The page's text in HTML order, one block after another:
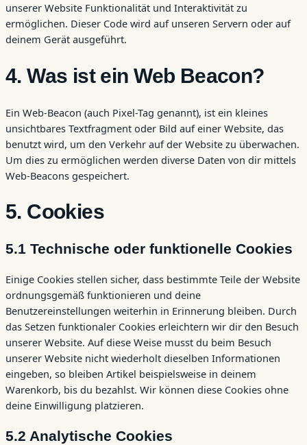
unserer Website Funktionalität und Interaktivität zu
ermöglichen. Dieser Code wird auf unseren Servern oder auf
deinem Gerät ausgeführt.
4. Was ist ein Web Beacon?
Ein Web-Beacon (auch Pixel-Tag genannt), ist ein kleines
unsichtbares Textfragment oder Bild auf einer Website, das
benutzt wird, um den Verkehr auf der Website zu überwachen.
Um dies zu ermöglichen werden diverse Daten von dir mittels
Web-Beacons gespeichert.
5. Cookies
5.1 Technische oder funktionelle Cookies
Einige Cookies stellen sicher, dass bestimmte Teile der Website
ordnungsgemäß funktionieren und deine
Benutzereinstellungen weiterhin in Erinnerung bleiben. Durch
das Setzen funktionaler Cookies erleichtern wir dir den Besuch
unserer Website. Auf diese Weise musst du beim Besuch
unserer Website nicht wiederholt dieselben Informationen
eingeben, so bleiben Artikel beispielsweise in deinem
Warenkorb, bis du bezahlst. Wir können diese Cookies ohne
deine Einwilligung platzieren.
5.2 Analytische Cookies